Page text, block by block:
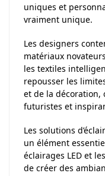
uniques et
vraiment unique.
Les designers
matériaux
les textiles
repousser les
et de la décoration,
futuristes et
Les solutions
un élément
éclairages LED et
de créer des